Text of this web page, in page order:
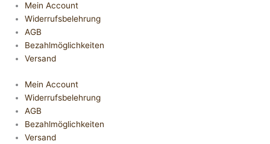
Mein Account
Widerrufsbelehrung
AGB
Bezahlmöglichkeiten
Versand
Mein Account
Widerrufsbelehrung
AGB
Bezahlmöglichkeiten
Versand